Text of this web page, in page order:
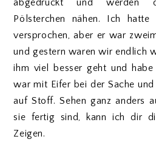
abgedruckt und werden
Pölsterchen nähen. Ich
versprochen, aber er war
und gestern waren wir endlich
ihm viel besser geht und habe
war mit Eifer bei der Sache
auf Stoff. Sehen ganz anders
sie fertig sind, kann ich dir
Zeigen.